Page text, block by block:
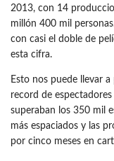
2013, con 14
millón 400 mil
con casi el doble de
esta cifra.
Esto nos puede llevar
record de
superaban los 350 mil
más espaciados y las
por cinco meses en